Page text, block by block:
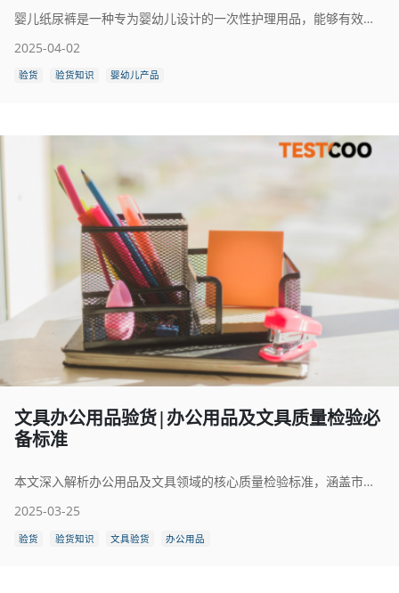
婴儿纸尿裤是一种专为婴幼儿设计的一次性护理用品，能够有效吸收尿液，保持宝宝皮肤干爽，减少尿布疹的发生。纸尿裤主要由吸收芯体、防漏层和透气外层组成，吸收芯体通常采用高分子吸水材料（SAP）和绒毛浆，能够迅速吸收并锁住尿液，防止回渗，提供长时间的干爽舒适体验。现代纸尿裤采用柔软透气的表层材料，有效减少闷热感，呵护宝宝娇嫩肌肤。同时，符合人体工学的剪裁设计和弹性腰围确保纸尿裤贴合宝宝身体，不易侧漏，并且方便穿脱。此外，许多品牌还推出了尿湿显示、抗菌防敏感等功能，进一步提升使用体验。婴儿纸尿裤以其便捷、卫生、安全的特点，成为现代家庭育儿过程中不可或缺的必备用品，为宝宝的健康成长提供贴心呵护。
2025-04-02
验货 验货知识 婴幼儿产品
文具办公用品验货|办公用品及文具质量检验必
备标准
本文深入解析办公用品及文具领域的核心质量检验标准，涵盖市场趋势、生产概况、检验必要性、全球主流标准及基础测试方法，旨在为制造商、进口商提供实用指南，助力在高效、安全与环保的平衡中把握市场机遇。
2025-03-25
验货 验货知识 文具验货 办公用品